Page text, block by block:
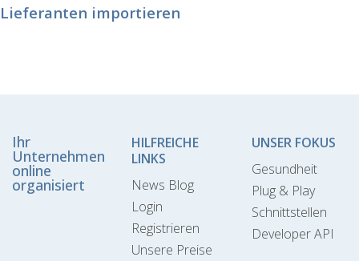
Lieferanten importieren
Ihr
Unternehmen
online
organisiert
HILFREICHE
LINKS
News Blog
Login
Registrieren
Unsere Preise
UNSER FOKUS
Gesundheit
Plug & Play
Schnittstellen
Developer API